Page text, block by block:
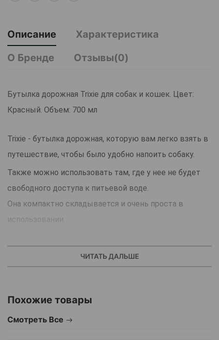
Описание
Характеристика
О Бренде
Отзывы(0)
Бутылка дорожная Trixie для собак и кошек. Цвет:
Красный. Объем: 700 мл
Trixie - бутылка дорожная, которую вам легко взять в
путешествие, чтобы было удобно напоить собаку.
Также можно использовать там, где у нее не будет
свободного доступа к питьевой воде.
Она компактно складывается и очень проста в
использовании.
Конструкция простая и надежная, поскольку кроме
вылить воду и предоставить собаке возможность
удобно попить.
ЧИТАТЬ ДАЛЬШЕ
Похожие товары
Смотреть Все